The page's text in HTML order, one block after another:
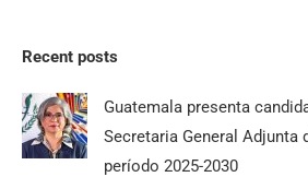
Recent posts
Guatemala presenta
Secretaria General Adjunta
período 2025-2030